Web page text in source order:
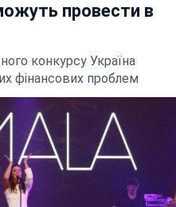
провести в
конкурсу Україна
фінансових проблем